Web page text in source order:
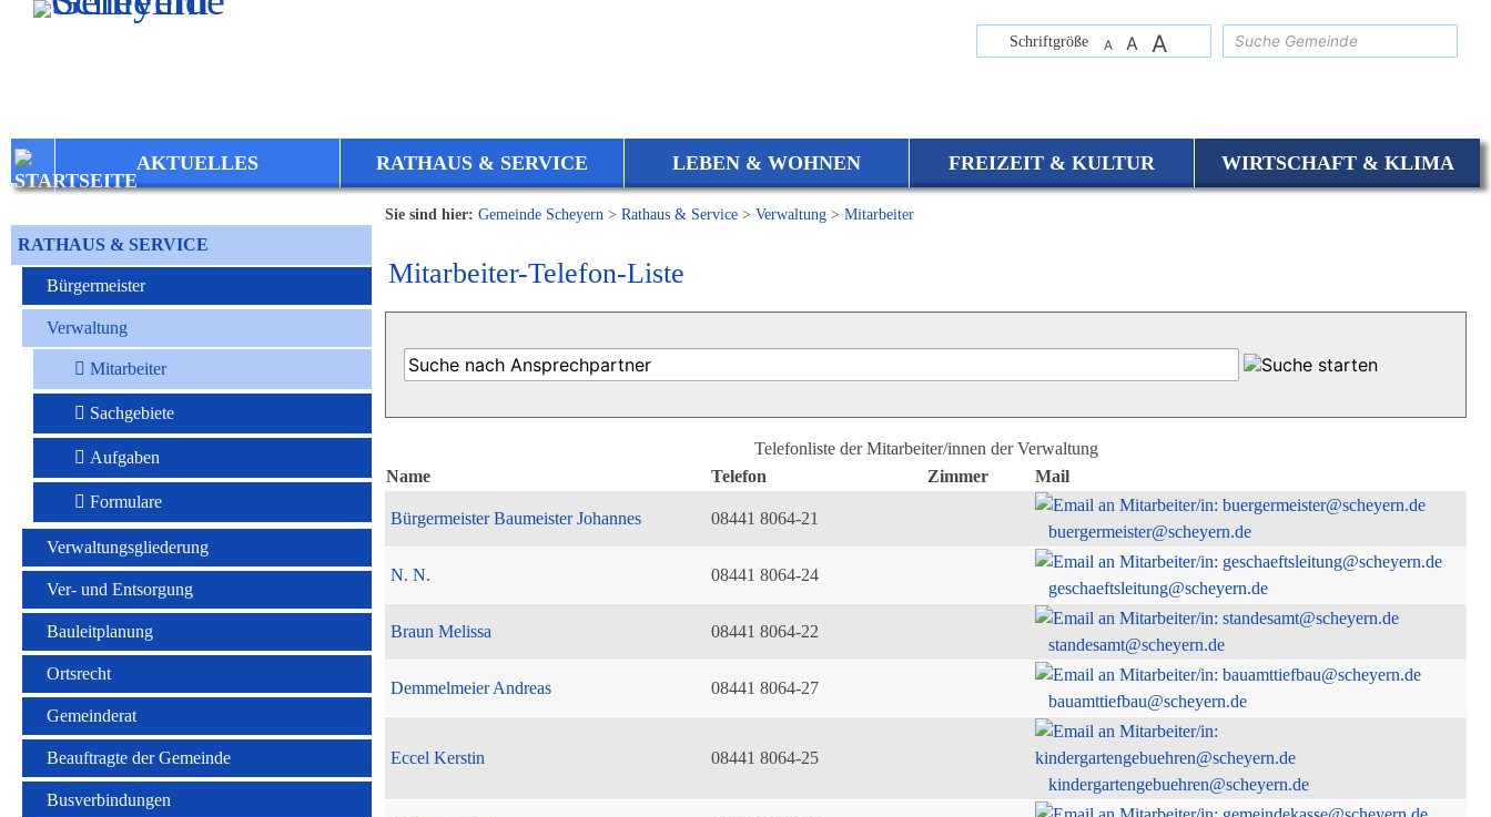
Zum Inhalt,zur Navigationoder
Schriftgröße A A A
AKTUELLES RATHAUS & SERVICE LEBEN & WOHNEN FREIZEIT & KULTUR WIRTSCHAFT & KLIMA
RATHAUS & SERVICE
Bürgermeister
Verwaltung
Mitarbeiter
Sachgebiete
Aufgaben
Formulare
Verwaltungsgliederung
Ver- und Entsorgung
Bauleitplanung
Ortsrecht
Gemeinderat
Beauftragte der Gemeinde
Busverbindungen
Sie sind hier: Gemeinde Scheyern > Rathaus & Service > Verwaltung > Mitarbeiter
Mitarbeiter-Telefon-Liste
Telefonliste der Mitarbeiter/innen der Verwaltung
Name
Telefon Zimmer Mail
Bürgermeister Baumeister Johannes 08441 8064-21
buergermeister@scheyern.de
N. N. 08441 8064-24
geschaeftsleitung@scheyern.de
Braun Melissa 08441 8064-22
standesamt@scheyern.de
Demmelmeier Andreas 08441 8064-27
bauamttiefbau@scheyern.de
Eccel Kerstin
08441 8064-25
kindergartengebuehren@scheyern.de